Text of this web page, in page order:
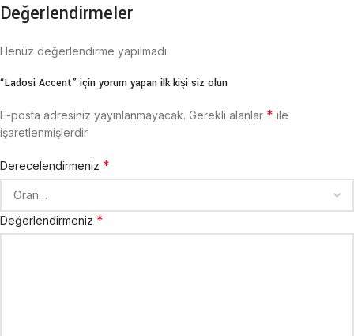
Değerlendirmeler
Henüz değerlendirme yapılmadı.
“Ladosi Accent” için yorum yapan ilk kişi siz olun
E-posta adresiniz yayınlanmayacak. Gerekli alanlar * ile
işaretlenmişlerdir
Derecelendirmeniz *
Değerlendirmeniz *